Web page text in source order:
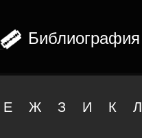
Библиография
Е Ж З И К Л